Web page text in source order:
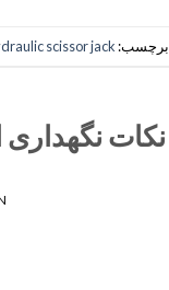
برچسب: scissor jack
نکات نگهداری